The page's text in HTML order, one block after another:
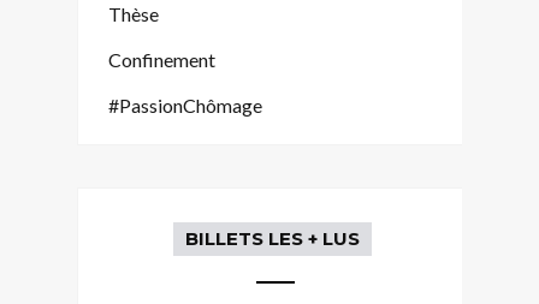
Thèse
Confinement
#PassionChômage
BILLETS LES + LUS